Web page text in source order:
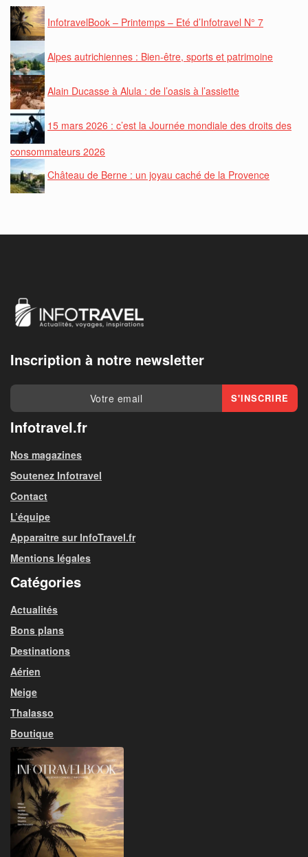
InfotravelBook – Printemps – Eté d’Infotravel N° 7
Alpes autrichiennes : Bien-être, sports et patrimoine
Alain Ducasse à Alula : de l’oasis à l’assiette
15 mars 2026 : c’est la Journée mondiale des droits des
consommateurs 2026
Château de Berne : un joyau caché de la Provence
Inscription à notre newsletter
Infotravel.fr
Nos magazines
Soutenez Infotravel
Contact
L’équipe
Apparaitre sur InfoTravel.fr
Mentions légales
Catégories
Actualités
Bons plans
Destinations
Aérien
Neige
Thalasso
Boutique